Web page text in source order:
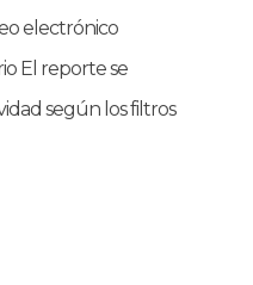
electrónico
El reporte se
según los filtros